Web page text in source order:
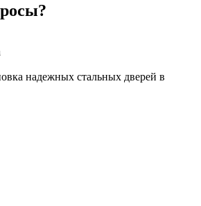
надежных стальных дверей в